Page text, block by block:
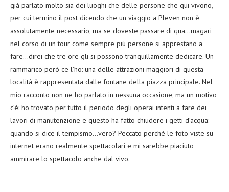
già parlato molto sia dei luoghi che delle persone che qui vivono,
per cui termino il post dicendo che un viaggio a Pleven non è
assolutamente necessario, ma se doveste passare di qua…magari
nel corso di un tour come sempre più persone si apprestano a
fare…direi che tre ore gli si possono tranquillamente dedicare. Un
rammarico però ce l’ho: una delle attrazioni maggiori di questa
località è rappresentata dalle fontane della piazza principale. Nel
mio racconto non ne ho parlato in nessuna occasione, ma un motivo
c’è: ho trovato per tutto il periodo degli operai intenti a fare dei
lavori di manutenzione e questo ha fatto chiudere i getti d’acqua:
quando si dice il tempismo…vero? Peccato perchè le foto viste su
internet erano realmente spettacolari e mi sarebbe piaciuto
ammirare lo spettacolo anche dal vivo.